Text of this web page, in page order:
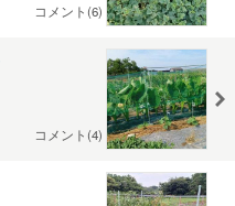
コメント(6)
コメント(4)